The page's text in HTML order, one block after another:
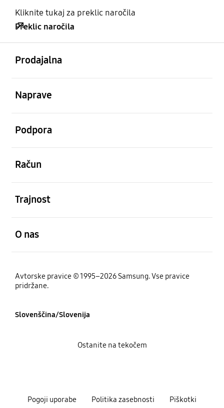
Kliknite tukaj za preklic naročila
Preklic naročila
Prodajalna
Naprave
Podpora
Račun
Trajnost
O nas
Avtorske pravice © 1995–2026 Samsung. Vse pravice
pridržane.
Slovenščina/Slovenija
Pogoji uporabe Politika zasebnosti Piškotki
Ostanite na tekočem